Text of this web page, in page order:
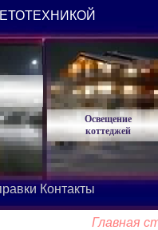
Главная
Освещение
коттеджей
Контакты